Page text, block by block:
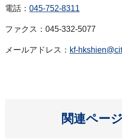
電話： 045-752-8311
ファクス：045-332-5077
メールアドレス： kf-
関連ペー